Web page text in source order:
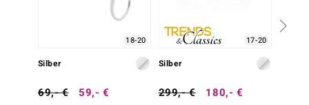
18-20
Silber
69,- € 59,- €
17-20
Silber
299,- € 180,- €